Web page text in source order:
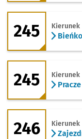
245 -
245 Kierunek
245 -
245 Kierunek
246 -
246 Kierunek